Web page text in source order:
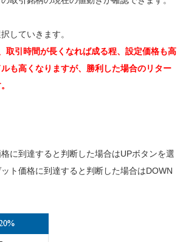
していきます。
取引時間が長くなれば成る程、設定価格も高
も高くなりますが、勝利した場合のリター
格に到達すると判断した場合はUPボタンを選
ト価格に到達すると判断した場合はDOWN